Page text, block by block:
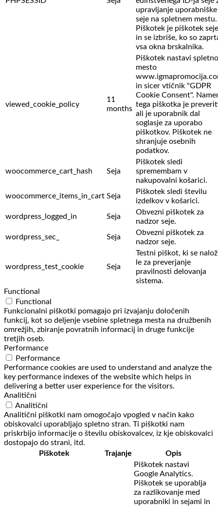
upravljanje uporabniške
seje na spletnem mestu.
Piškotek je piškotek seje
in se izbriše, ko so
vsa okna brskalnika.
viewed_cookie_policy
11
months
Piškotek nastavi spletno
mesto
in sicer vtičnik "GDPR
Cookie Consent".
tega piškotka je
ali je uporabnik dal
soglasje za uporabo
piškotkov. Piškotek ne
shranjuje osebnih
podatkov.
woocommerce_cart_hash Seja
Piškotek sledi
spremembam v
nakupovalni košarici.
woocommerce_items_in_cart Seja
Piškotek sledi številu
izdelkov v košarici.
wordpress_logged_in
Seja
Obvezni piškotek za
nadzor seje.
wordpress_sec_
Seja
Obvezni piškotek za
nadzor seje.
wordpress_test_cookie Seja
Testni piškot, ki se
le za preverjanje
pravilnosti delovanja
sistema.
Functional
Functional
Funkcionalni piškotki pomagajo pri izvajanju določenih
funkcij, kot so deljenje vsebine spletnega mesta na družbenih
omrežjih, zbiranje povratnih informacij in druge funkcije
tretjih oseb.
Performance
Performance
Performance cookies are used to understand and analyze the
key performance indexes of the website which helps in
delivering a better user experience for the visitors.
Analitični
Analitični
Analitični piškotki nam omogočajo vpogled v način kako
obiskovalci uporabljajo spletno stran. Ti piškotki nam
priskrbijo informacije o številu obiskovalcev, iz kje obiskovalci
dostopajo do strani, itd.
Piškotek
Trajanje Opis
Piškotek nastavi
Google Analytics.
Piškotek se uporablja
za razlikovanje med
uporabniki in sejami in